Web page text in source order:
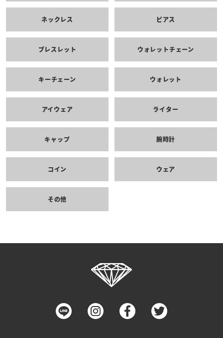
ネックレス ピアス
ブレスレット ウォレットチェーン
キーチェーン ウォレット
アイウェア ライター
キャップ 腕時計
コイン ウェア
その他